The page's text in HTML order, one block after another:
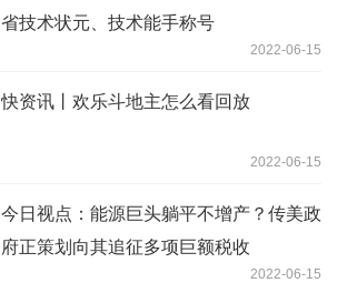
省技术状元、技术能手称号
2022-06-15
快资讯丨欢乐斗地主怎么看回放
2022-06-15
今日视点：能源巨头躺平不增产？传美政
府正策划向其追征多项巨额税收
2022-06-15